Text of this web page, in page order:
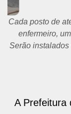
Cada posto de
enfermeiro,
Serão instalados
A Prefeitura